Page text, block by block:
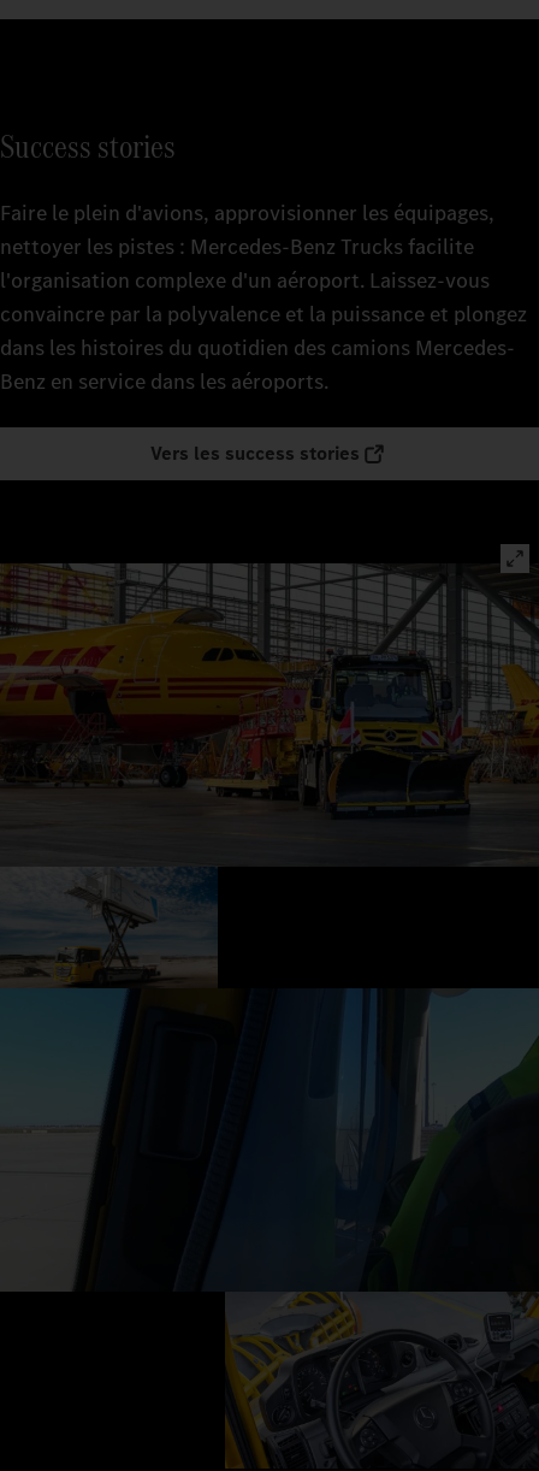
Success stories
Faire le plein d'avions, approvisionner les équipages,
nettoyer les pistes : Mercedes‑Benz Trucks facilite
l'organisation complexe d'un aéroport. Laissez-vous
convaincre par la polyvalence et la puissance et plongez
dans les histoires du quotidien des camions Mercedes-
Benz en service dans les aéroports.
Vers les success stories